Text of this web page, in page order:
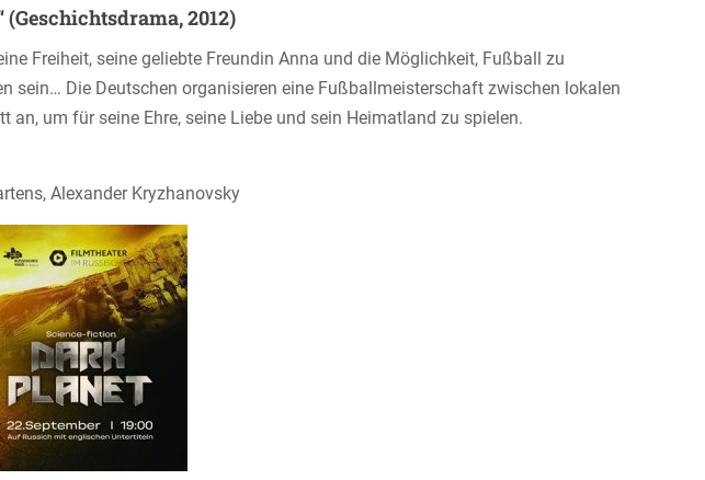
(Geschichtsdrama, 2012)
Freiheit, seine geliebte Freundin Anna und die Möglichkeit, Fußball zu
sein… Die Deutschen organisieren eine Fußballmeisterschaft zwischen lokalen
um für seine Ehre, seine Liebe und sein Heimatland zu spielen.
Alexander Kryzhanovsky